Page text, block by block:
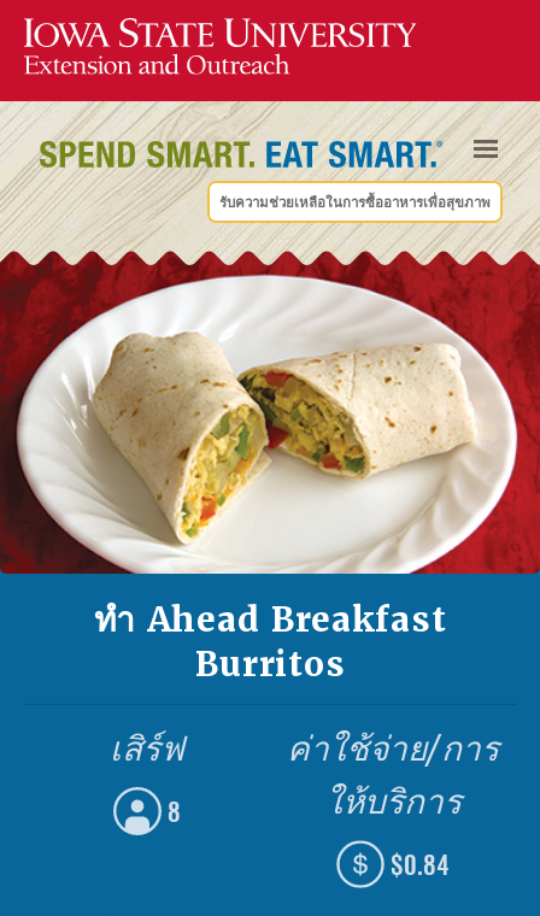
รับความช่วยเหลือในการซื้ออาหารเพื่อสุขภาพ
ทํา Ahead Breakfast
Burritos
เสิร์ฟ
8
ค่าใช้จ่าย/การ
ให้บริการ
$0.84